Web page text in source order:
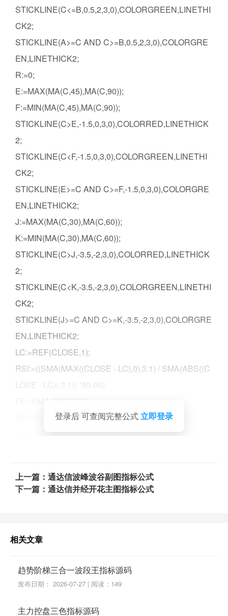
STICKLINE(C<=B,0.5,2,3,0),COLORGREEN,LINETHI
CK2;
STICKLINE(A>=C AND C>=B,0.5,2,3,0),COLORGRE
EN,LINETHICK2;
R:=0;
E:=MAX(MA(C,45),MA(C,90));
F:=MIN(MA(C,45),MA(C,90));
STICKLINE(C>E,-1.5,0,3,0),COLORRED,LINETHICK
2;
STICKLINE(C<F,-1.5,0,3,0),COLORGREEN,LINETHI
CK2;
STICKLINE(E>=C AND C>=F,-1.5,0,3,0),COLORGRE
EN,LINETHICK2;
J:=MAX(MA(C,30),MA(C,60));
K:=MIN(MA(C,30),MA(C,60));
STICKLINE(C>J,-3.5,-2,3,0),COLORRED,LINETHICK
2;
STICKLINE(C<K,-3.5,-2,3,0),COLORGREEN,LINETHI
CK2;
STICKLINE(J>=C AND C>=K,-3.5,-2,3,0),COLORGRE
EN,LINETHICK2;
LC:=REF(CLOSE,1);
RSI:=((SMA(MAX((CLOSE - LC),0),3,1) / SMA(ABS((C
LOSE - LC)),3,1)) *89.06);
MA15:=EMA(CLOSE,21);
DRAWTEXT(CROSS(FF,MA15),-4,'↖底'),COLORRE
/ SMA(ABS((CLOSE - (REF(CLOSE,1)))),3,1))*89.06);
登录后 可查阅完整公式 立即登录
上一篇：通达信波峰波谷副图指标公式
下一篇：通达信并经开花主图指标公式
相关文章
趋势阶梯三合一波段王指标源码
发布日期： 2026-07-27 | 阅读：149
主力控盘三色指标源码